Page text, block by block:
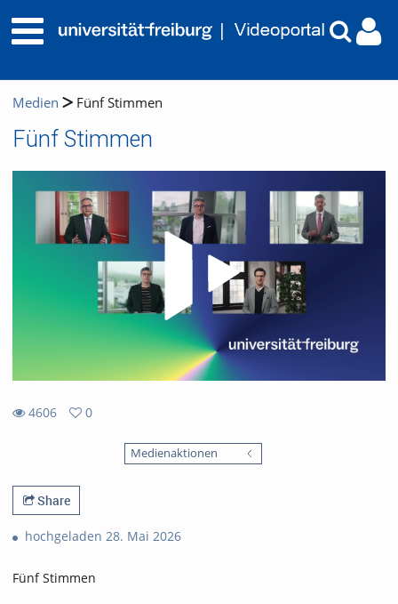
Medien Fünf Stimmen
Fünf Stimmen
4606
0
Medienaktionen
Share
hochgeladen 28. Mai 2026
Fünf Stimmen